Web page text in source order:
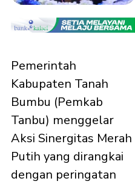
Pemerintah
Kabupaten Tanah
Bumbu (Pemkab
Tanbu) menggelar
Aksi Sinergitas Merah
Putih yang dirangkai
dengan peringatan